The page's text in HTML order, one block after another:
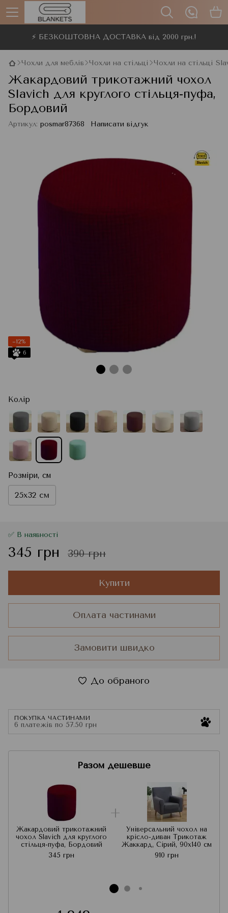
⚡ БЕЗКОШТОВНА ДОСТАВКА від 2000 грн.!
Чохли для меблів Чохли на стільці Чохли на стільці
Жакардовий трикотажний чохол
Slavich для круглого стільця-пуфа,
Бордовий
Артикул: posmar87368 Написати відгук
−12%
6
Колір
Розміри, см
25x32 см
✅ В наявності
345 грн 390 грн
Купити
Оплата частинами
Замовити швидко
До обраного
ПОКУПКА ЧАСТИНАМИ
6 платежів по 57.50 грн
Разом дешевше
Жакардовий трикотажний
чохол Slavich для круглого
стільця-пуфа, Бордовий
345 грн
Універсальний чохол на
крісло-диван Трикотаж
Жаккард, Сірий, 90x140 см
910 грн